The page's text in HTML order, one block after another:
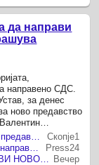
да направи
направено СДС.
за денес
ново предавство
ВМРО-ДПМНЕ.Скопје1
Press24
Вечер